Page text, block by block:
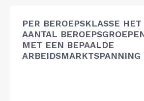
PER BEROEPSKLASSE HET
AANTAL
MET EEN BEPAALDE
ARBEIDSMARKTSPANNING